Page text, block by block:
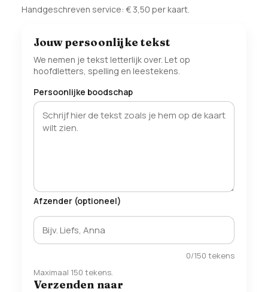
Handgeschreven service: €3,50 per kaart.
Jouw persoonlijke tekst
We nemen je tekst letterlijk over. Let op
hoofdletters, spelling en leestekens.
Persoonlijke boodschap
Afzender (optioneel)
0/150 tekens
Maximaal 150 tekens.
Verzenden naar